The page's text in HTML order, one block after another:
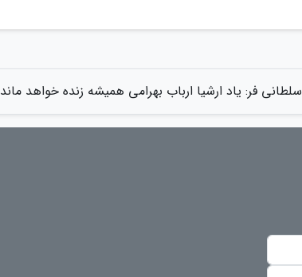
سلطانی فر: یاد ارشیا ارباب بهرامی همیشه زنده خواهد ماند